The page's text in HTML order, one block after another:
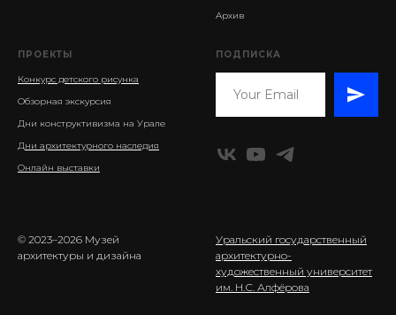
Архив
ПРОЕКТЫ
Конкурс детского рисунка
Обзорная экскурсия
Дни конструктивизма на Урале
Дни архитектурного наследия
Онлайн выставки
ПОДПИСКА
© 2023–2026 Музей
архитектуры и дизайна
Уральский государственный
архитектурно-
художественный университет
им. Н.С. Алфёрова